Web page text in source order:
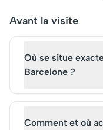
billets pour la
incontournable
l'âme de la ville
Avant la visite
Où se situe
Barcelone ?
Comment et où